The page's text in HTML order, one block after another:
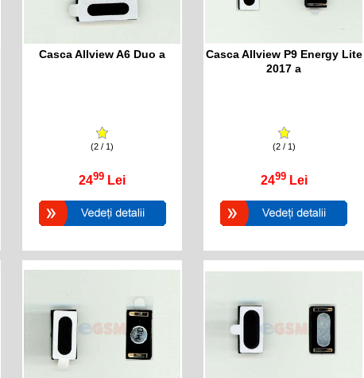
Casca Allview A6 Duo a
(2 / 1)
2499 Lei
Casca Allview P9 Energy Lite
2017 a
(2 / 1)
2499 Lei